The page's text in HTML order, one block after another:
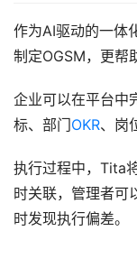
作为AI驱动的一体
制定OGSM，更帮
企业可以在平台中
标、部门OKR、岗
执行过程中，Tita
时关联，管理者可
时发现执行偏差。